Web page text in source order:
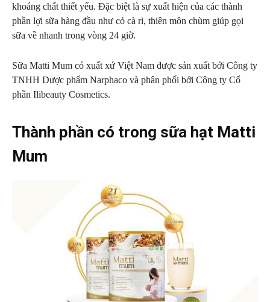
khoáng chất thiết yếu. Đặc biệt là sự xuất hiện của các thành
phần lợi sữa hàng đầu như cỏ cà ri, thiên môn chùm giúp gọi
sữa về nhanh trong vòng 24 giờ.
Sữa Matti Mum có xuất xứ Việt Nam được sản xuất bởi Công ty
TNHH Dược phẩm Narphaco và phân phối bởi Công ty Cổ
phần Ilibeauty Cosmetics.
Thành phần có trong sữa hạt Matti
Mum